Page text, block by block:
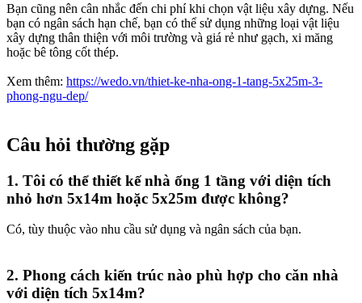
Bạn cũng nên cân nhắc đến chi phí khi chọn vật liệu xây dựng. Nếu
bạn có ngân sách hạn chế, bạn có thể sử dụng những loại vật liệu
xây dựng thân thiện với môi trường và giá rẻ như gạch, xi măng
hoặc bê tông cốt thép.
Xem thêm: https://wedo.vn/thiet-ke-nha-ong-1-tang-5x25m-3-
phong-ngu-dep/
Câu hỏi thường gặp​
1. Tôi có thể thiết kế nhà ống 1 tầng với diện tích
nhỏ hơn 5x14m hoặc 5x25m được không?​
Có, tùy thuộc vào nhu cầu sử dụng và ngân sách của bạn.
2. Phong cách kiến trúc nào phù hợp cho căn nhà
với diện tích 5x14m?​